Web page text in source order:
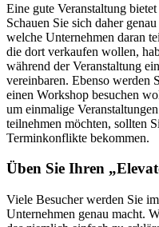
Eine gute Veranstaltung
Schauen Sie sich daher
welche Unternehmen daran
die dort verkaufen wollen,
während der Veranstaltung
vereinbaren. Ebenso werden
einen Workshop besuchen
um einmalige
teilnehmen möchten, sollten
Terminkonflikte bekommen.
Üben Sie Ihren
Viele Besucher werden Sie
Unternehmen genau macht.